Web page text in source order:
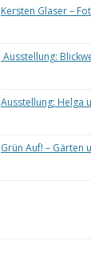
Kersten Glaser –
Ausstellung:
Ausstellung: Helga
Grün Auf! – Gärten